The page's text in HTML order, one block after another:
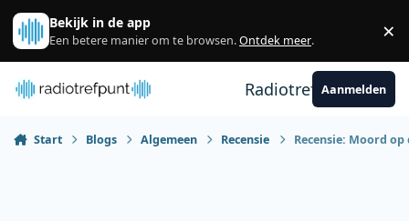
Spring naar bijdragen
Bekijk in de app
Een betere manier om te browsen.Ontdek meer. ×
RadiotrefpuntAanmelden
Start Blogs Algemeen Recensie Recensie: Moord